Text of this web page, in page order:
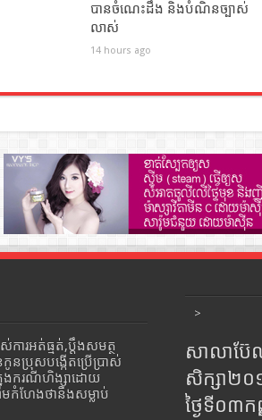
បានចំណេះដឹង និងបំណិនច្បាស់
លាស់
14 hours ago
ារអត់ធ្មត់,ប្ដឹងសមត្ថ
កូនប្រុសបង្កើតប្រើប្រាស់
ងករណីហិង្សាដោយ
មកំហែងថានឹងសម្លាប់
>
សាលាប៊ែ
សិក្សា២
ថ្ងៃទី០៣